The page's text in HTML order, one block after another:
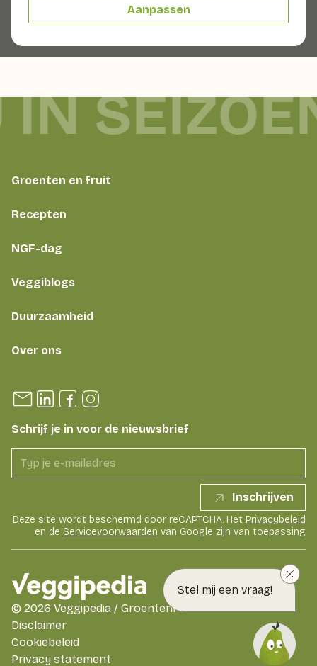
Stel mij een vraag!
Aanpassen
Roerbakken: ca. 4 minuten
Groenten en fruit
Recepten
NGF-dag
Veggiblogs
Duurzaamheid
Over ons
Schrijf je in voor de nieuwsbrief
Inschrijven
Deze site wordt beschermd door reCAPTCHA. Het Privacybeleid
en de Servicevoorwaarden van Google zijn van toepassing
Disclaimer
Cookiebeleid
Privacy statement
© 2026 Veggipedia / GroentenFruit Huis